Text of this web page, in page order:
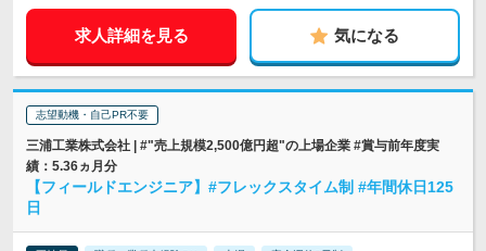
求人詳細を見る 気になる
志望動機・自己PR不要
三浦工業株式会社 | #"売上規模2,500億円超"の上場企業 #賞与前年度実
績：5.36ヵ月分
【フィールドエンジニア】#フレックスタイム制 #年間休日125
日